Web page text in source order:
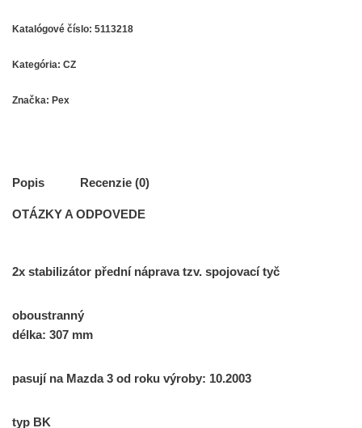
Katalógové číslo: 5113218
Kategória: CZ
Značka: Pex
Popis Recenzie (0)
OTÁZKY A ODPOVEDE
2x stabilizátor přední náprava tzv. spojovací tyč
oboustranný
délka: 307 mm
pasují na Mazda 3 od roku výroby: 10.2003
typ BK